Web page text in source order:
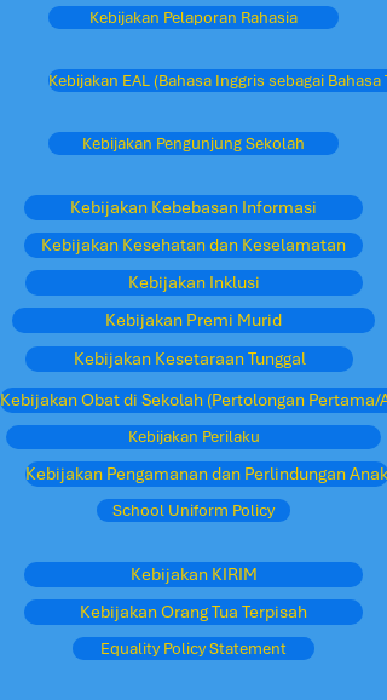
Kebijakan Pelaporan Rahasia
Kebijakan EAL (Bahasa Inggris sebagai Bahasa
Kebijakan Pengunjung Sekolah
Kebijakan Kebebasan Informasi
Kebijakan Kesehatan dan Keselamatan
Kebijakan Inklusi
Kebijakan Premi Murid
Kebijakan Kesetaraan Tunggal
Kebijakan Obat di Sekolah (Pertolongan Pertama/
Kebijakan Perilaku
Kebijakan Pengamanan dan Perlindungan Anak
School Uniform Policy
Kebijakan KIRIM
Kebijakan Orang Tua Terpisah
Equality Policy Statement